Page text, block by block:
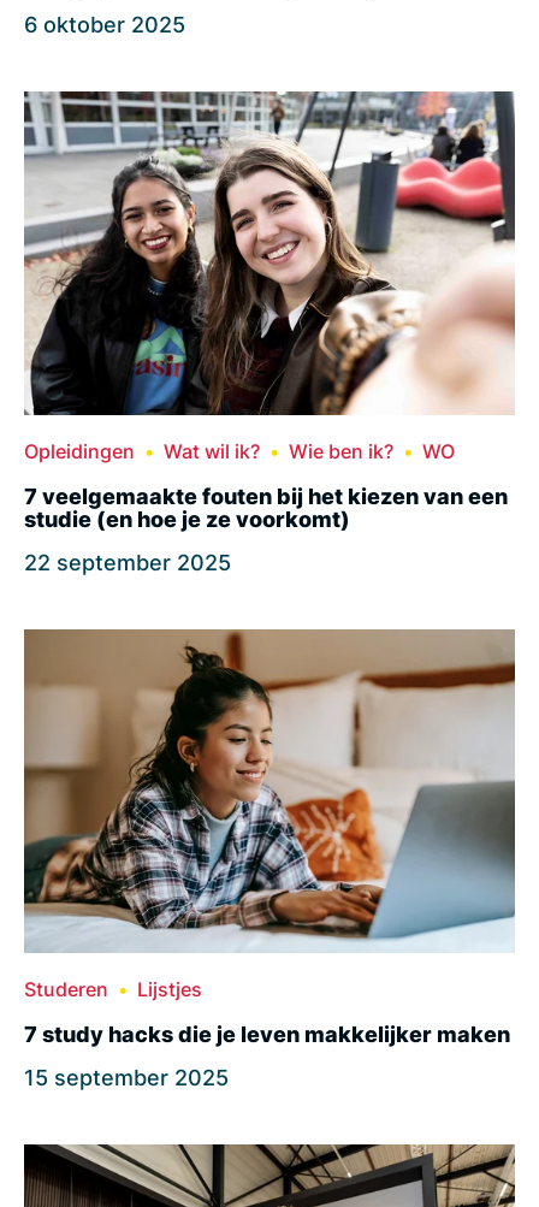
6 oktober 2025
Opleidingen Wat wil ik? Wie ben ik? WO
7 veelgemaakte fouten bij het kiezen van een
studie (en hoe je ze voorkomt)
22 september 2025
Studeren Lijstjes
7 study hacks die je leven makkelijker maken
15 september 2025